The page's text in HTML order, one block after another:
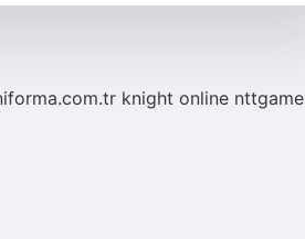
knight online nttgame